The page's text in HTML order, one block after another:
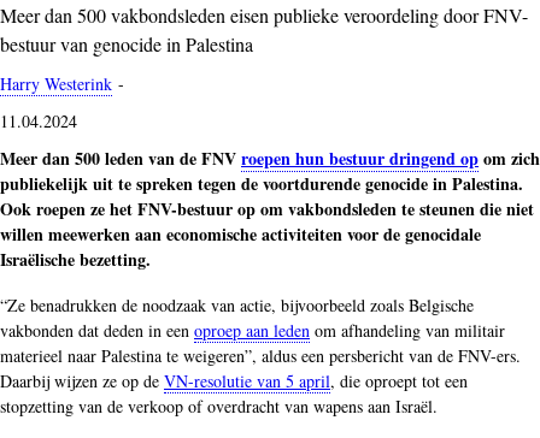
Meer dan 500 vakbondsleden eisen publieke veroordeling door FNV-
bestuur van genocide in Palestina
Harry Westerink -
11.04.2024
Meer dan 500 leden van de FNVroepen hun bestuur dringend opom zich
publiekelijk uit te spreken tegen de voortdurende genocide in Palestina.
Ook roepen ze het FNV-bestuur op om vakbondsleden te steunen die niet
willen meewerken aan economische activiteiten voor de genocidale
Israëlische bezetting.
“Ze benadrukken de noodzaak van actie, bijvoorbeeld zoals Belgische
vakbonden dat deden in een oproep aan leden om afhandeling van militair
materieel naar Palestina te weigeren”, aldus een persbericht van de FNV-ers.
Daarbij wijzen ze op de VN-resolutie van 5 april, die oproept tot een
stopzetting van de verkoop of overdracht van wapens aan Israël.